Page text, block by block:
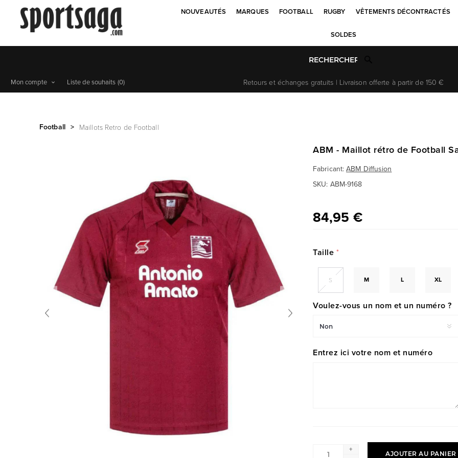
NOUVEAUTÉS MARQUES FOOTBALL RUGBY VÊTEMENTS DÉCONTRACTÉS
SOLDES
Retours et échanges gratuits | Livraison offerte à partir de 150 €
Mon compte Liste de souhaits (0)
Football > Maillots Retro de Football
ABM - Maillot rétro de Football
Fabricant:ABM Diffusion
SKU: ABM-9168
84,95 €
Taille *
S M L XL
Voulez-vous un nom et un numéro ?
Entrez ici votre nom et numéro
+
AJOUTER AU PANIER